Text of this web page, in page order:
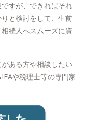
すが、できればそれ
と検討をして、生前
続人へスムーズに資
ある方や相談したい
や税理士等の専門家